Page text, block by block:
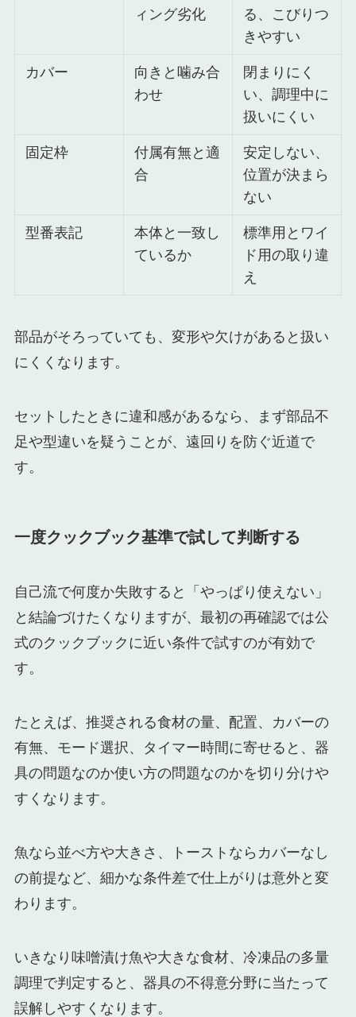
ィング劣化
る、こびりつ
きやすい
カバー
向きと噛み合
わせ
閉まりにく
い、調理中に
扱いにくい
固定枠
付属有無と適
合
安定しない、
位置が決まら
ない
型番表記
本体と一致し
ているか
標準用とワイ
ド用の取り違
え
部品がそろっていても、変形や欠けがあると扱い
にくくなります。
セットしたときに違和感があるなら、まず部品不
足や型違いを疑うことが、遠回りを防ぐ近道で
す。
一度クックブック基準で試して判断する
自己流で何度か失敗すると「やっぱり使えない」
と結論づけたくなりますが、最初の再確認では公
式のクックブックに近い条件で試すのが有効で
す。
たとえば、推奨される食材の量、配置、カバーの
有無、モード選択、タイマー時間に寄せると、器
具の問題なのか使い方の問題なのかを切り分けや
すくなります。
魚なら並べ方や大きさ、トーストならカバーなし
の前提など、細かな条件差で仕上がりは意外と変
わります。
いきなり味噌漬け魚や大きな食材、冷凍品の多量
調理で判定すると、器具の不得意分野に当たって
誤解しやすくなります。